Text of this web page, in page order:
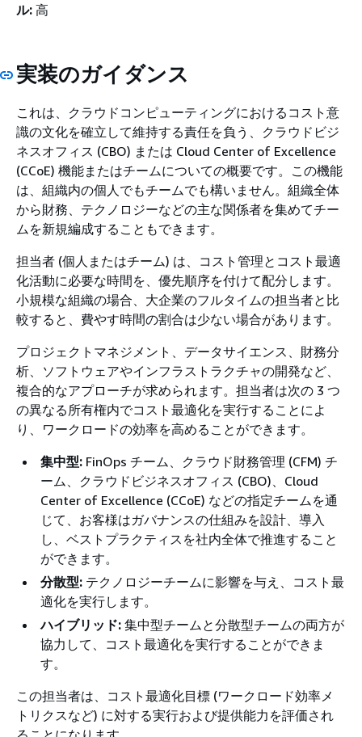
ル: 高
実装のガイダンス
これは、クラウドコンピューティングにおけるコスト意
識の文化を確立して維持する責任を負う、クラウドビジ
ネスオフィス (CBO) または Cloud Center of Excellence
(CCoE) 機能またはチームについての概要です。この機能
は、組織内の個人でもチームでも構いません。組織全体
から財務、テクノロジーなどの主な関係者を集めてチー
ムを新規編成することもできます。
担当者 (個人またはチーム) は、コスト管理とコスト最適
化活動に必要な時間を、優先順序を付けて配分します。
小規模な組織の場合、大企業のフルタイムの担当者と比
較すると、費やす時間の割合は少ない場合があります。
プロジェクトマネジメント、データサイエンス、財務分
析、ソフトウェアやインフラストラクチャの開発など、
複合的なアプローチが求められます。担当者は次の 3 つ
の異なる所有権内でコスト最適化を実行することによ
り、ワークロードの効率を高めることができます。
集中型: FinOps チーム、クラウド財務管理 (CFM) チ
ーム、クラウドビジネスオフィス (CBO)、Cloud
Center of Excellence (CCoE) などの指定チームを通
じて、お客様はガバナンスの仕組みを設計、導入
し、ベストプラクティスを社内全体で推進すること
ができます。
分散型: テクノロジーチームに影響を与え、コスト最
適化を実行します。
ハイブリッド: 集中型チームと分散型チームの両方が
協力して、コスト最適化を実行することができま
す。
この担当者は、コスト最適化目標 (ワークロード効率メ
トリクスなど) に対する実行および提供能力を評価され